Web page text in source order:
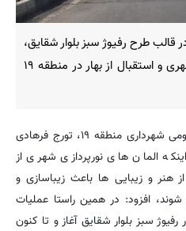
در قالب طرح رفیوژ سبز بلوار شقایق،
به منظور ارتقای زیبایی منظر شهری و استقبال از بهار در منطقه ۱۹
به نقل از روابط عمومی شهرداری منطقه ۱۹، تورج فرهادی
المان های نورپردازی شهری از
هنر و زیبایی ها باعث زیباسازی و
افزود: در همین راستا عملیات
سبز بلوار شقایق آغاز و تا کنون